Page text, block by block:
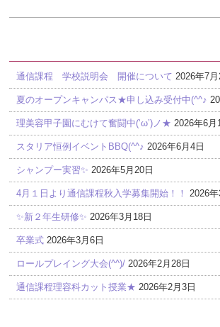
通信課程 学校説明会 開催について 2026年7月
夏のオープンキャンパス★申し込み受付中(^^♪
理美容甲子園にむけて奮闘中(‘ω’)ノ★ 2026年6月
スタリア恒例イベントBBQ(^^♪ 2026年6月4日
シャンプー実習✨ 2026年5月20日
4月１日より通信課程秋入学募集開始！！ 2026年
✨新２年生研修✨ 2026年3月18日
卒業式 2026年3月6日
ロールプレイング大会(^^)/ 2026年2月28日
通信課程理容科カット授業★ 2026年2月3日